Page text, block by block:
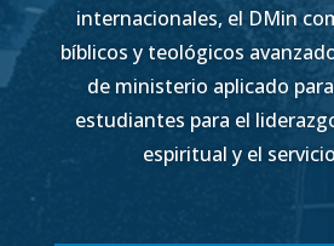
internacionales, el DMin
bíblicos y teológicos
de ministerio aplicado
estudiantes para el
espiritual y el